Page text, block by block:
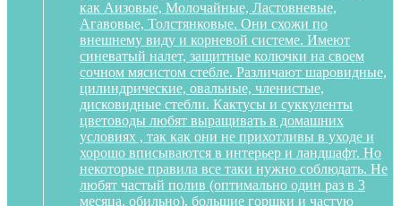
как Аизовые, Молочайные, Ластовневые,
Агавовые, Толстянковые. Они схожи по
внешнему виду и корневой системе. Имеют
синеватый налет, защитные колючки на своем
сочном мясистом стебле. Различают шаровидные,
цилиндрические, овальные, членистые,
дисковидные стебли. Кактусы и суккуленты
цветоводы любят выращивать в домашних
условиях , так как они не прихотливы в уходе и
хорошо вписываются в интерьер и ландшафт. Но
некоторые правила все таки нужно соблюдать. Не
любят частый полив (оптимально один раз в 3
месяца, обильно), большие горшки и частую